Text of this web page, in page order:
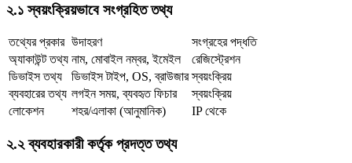
২.১ স্বয়ংক্রিয়ভাবে সংগ্রহিত তথ্য
তথ্যের প্রকার উদাহরণ
সংগ্রহের পদ্ধতি
অ্যাকাউন্ট তথ্য নাম, মোবাইল নম্বর, ইমেইল
রেজিস্ট্রেশন
ডিভাইস তথ্য
ডিভাইস টাইপ, OS, ব্রাউজার স্বয়ংক্রিয়
ব্যবহারের তথ্য লগইন সময়, ব্যবহৃত ফিচার
স্বয়ংক্রিয়
লোকেশন
শহর/এলাকা (আনুমানিক) IP থেকে
২.২ ব্যবহারকারী কর্তৃক প্রদত্ত তথ্য